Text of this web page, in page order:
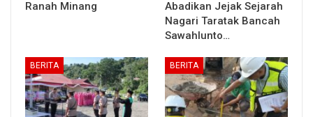
Ranah Minang
Abadikan Jejak Sejarah
Nagari Taratak Bancah
Sawahlunto…
BERITA BERITA